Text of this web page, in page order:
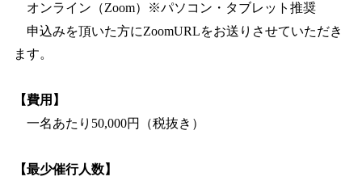
オンライン（Zoom）※パソコン・タブレット推奨
申込みを頂いた方にZoomURLをお送りさせていただき
ます。
【費用】
一名あたり50,000円（税抜き）
【最少催行人数】